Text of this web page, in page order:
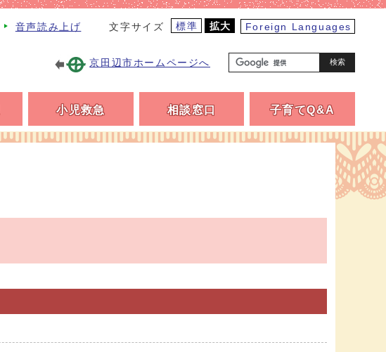
音声読み上げ 文字サイズ 標準 拡大 Foreign Languages
京田辺市ホームページへ 検索
小児救急 相談窓口 子育てQ&A